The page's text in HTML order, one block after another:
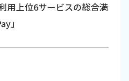
用上位6サービスの総合満
」